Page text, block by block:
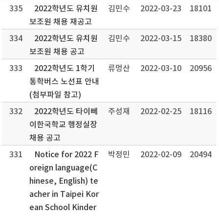
335
2022학년도 유치원
보조원 채용 재공고
김민수 2022-03-23 18101
334
2022학년도 유치원
보조원 채용 공고
김민수 2022-03-15 18380
333
2022학년도 1학기
통학버스 노선표 안내
(첨부파일 참고)
류멍산 2022-03-10 20956
332
2022학년도 타이뻬
이한국학교 행정실장
채용 공고
주성재 2022-02-25 18116
331
Notice for 2022 F
oreign language(C
hinese, English) te
acher in Taipei Kor
ean School Kinder
박정민 2022-02-09 20494